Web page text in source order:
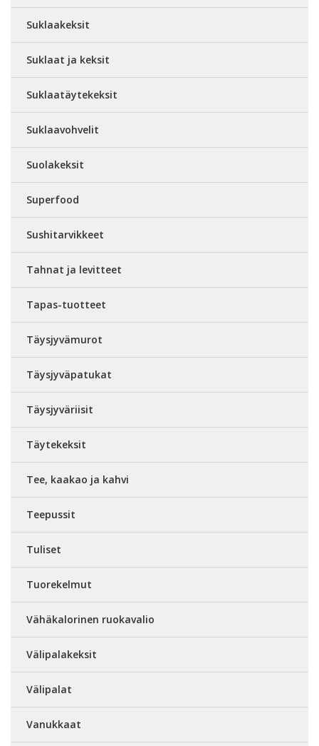
Suklaakeksit
Suklaat ja keksit
Suklaatäytekeksit
Suklaavohvelit
Suolakeksit
Superfood
Sushitarvikkeet
Tahnat ja levitteet
Tapas-tuotteet
Täysjyvämurot
Täysjyväpatukat
Täysjyväriisit
Täytekeksit
Tee, kaakao ja kahvi
Teepussit
Tuliset
Tuorekelmut
Vähäkalorinen ruokavalio
Välipalakeksit
Välipalat
Vanukkaat